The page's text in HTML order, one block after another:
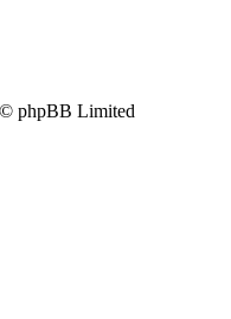
phpBB Limited